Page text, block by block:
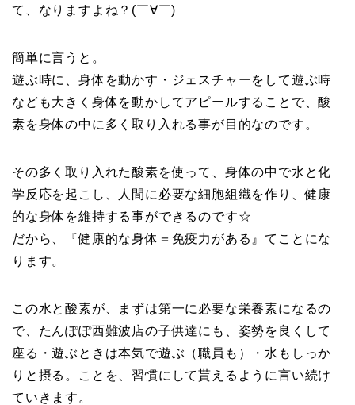
て、なりますよね？(￣∀￣)
簡単に言うと。
遊ぶ時に、身体を動かす・ジェスチャーをして遊ぶ時
なども大きく身体を動かしてアピールすることで、酸
素を身体の中に多く取り入れる事が目的なのです。
その多く取り入れた酸素を使って、身体の中で水と化
学反応を起こし、人間に必要な細胞組織を作り、健康
的な身体を維持する事ができるのです☆
だから、『健康的な身体＝免疫力がある』てことにな
ります。
この水と酸素が、まずは第一に必要な栄養素になるの
で、たんぽぽ西難波店の子供達にも、姿勢を良くして
座る・遊ぶときは本気で遊ぶ（職員も）・水もしっか
りと摂る。ことを、習慣にして貰えるように言い続け
ていきます。